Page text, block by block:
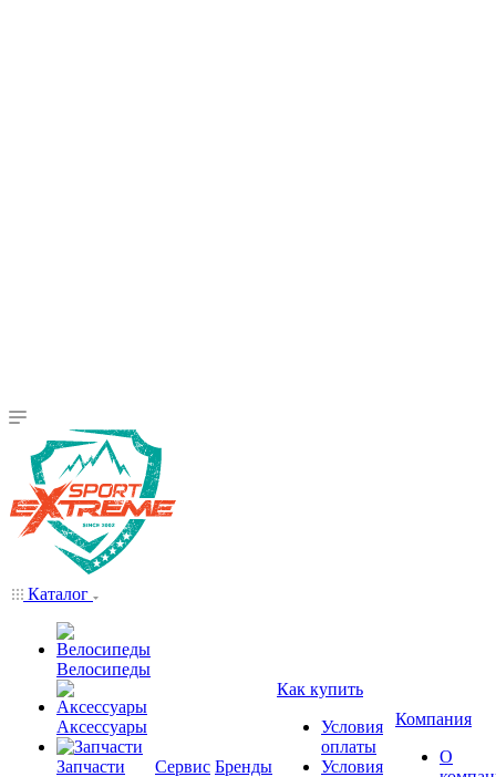
Каталог
Велосипеды
Аксессуары
Запчасти Сервис Бренды
Как купить
Условия
оплаты
Условия
Компания
О